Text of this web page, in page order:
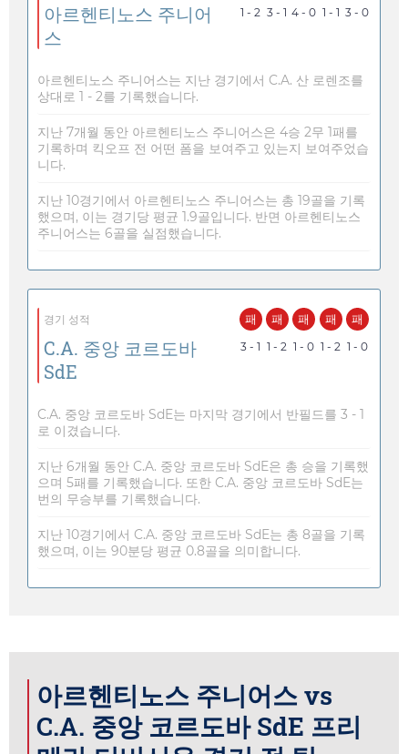
아르헨티노스 주니어
스
1 - 2 3 - 1 4 - 0 1 - 1 3 - 0
아르헨티노스 주니어스는 지난 경기에서 C.A. 산 로렌조를
상대로 1 - 2를 기록했습니다.
지난 7개월 동안 아르헨티노스 주니어스은 4승 2무 1패를
기록하며 킥오프 전 어떤 폼을 보여주고 있는지 보여주었습
니다.
지난 10경기에서 아르헨티노스 주니어스는 총 19골을 기록
했으며, 이는 경기당 평균 1.9골입니다. 반면 아르헨티노스
주니어스는 6골을 실점했습니다.
경기 성적
C.A. 중앙 코르도바
SdE
패
3 - 1
패
1 - 2
패
1 - 0
패
1 - 2
패
1 - 0
C.A. 중앙 코르도바 SdE는 마지막 경기에서 반필드를 3 - 1
로 이겼습니다.
지난 6개월 동안 C.A. 중앙 코르도바 SdE은 총 승을 기록했
으며 5패를 기록했습니다. 또한 C.A. 중앙 코르도바 SdE는
번의 무승부를 기록했습니다.
지난 10경기에서 C.A. 중앙 코르도바 SdE는 총 8골을 기록
했으며, 이는 90분당 평균 0.8골을 의미합니다.
아르헨티노스 주니어스 vs
C.A. 중앙 코르도바 SdE 프리